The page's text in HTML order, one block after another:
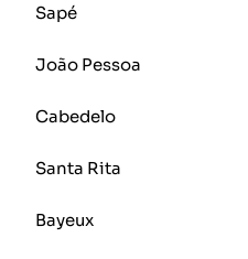
Sapé
João Pessoa
Cabedelo
Santa Rita
Bayeux